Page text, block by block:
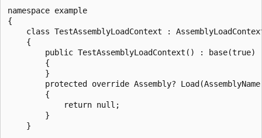
namespace example
{
class TestAssemblyLoadContext :
    {
        public TestAssemblyLoadContext() : base(true)
        {
        }
protected override Assembly?
        {
            return null;
        }
    }